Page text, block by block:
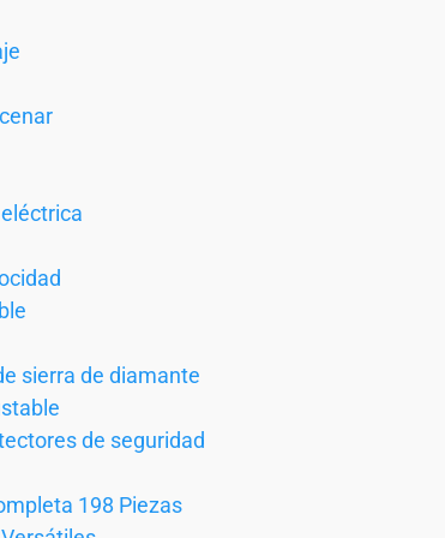
sierra de diamante
de seguridad
198 Piezas